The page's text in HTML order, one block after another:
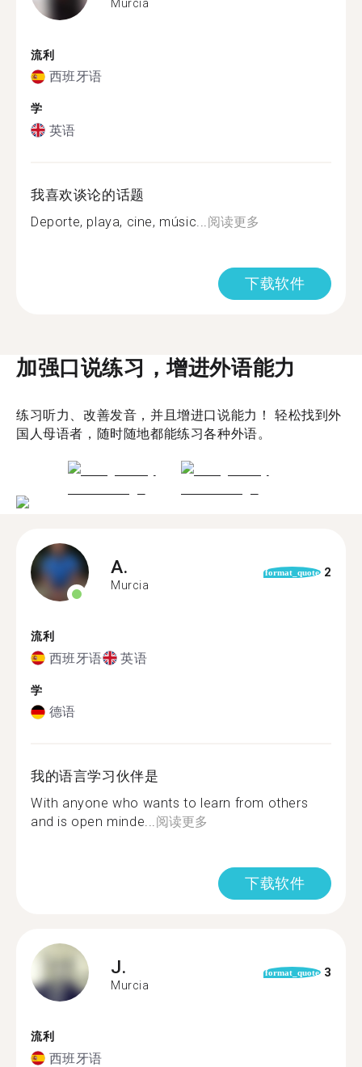
Murcia
流利
西班牙语
学
英语
我喜欢谈论的话题
Deporte, playa, cine, músic... 阅读更多
下载软件
加强口说练习，增进外语能力
练习听力、改善发音，并且增进口说能力！ 轻松找到外
国人母语者，随时随地都能练习各种外语。
A.
Murcia
format_quote 2
流利
西班牙语 英语
学
德语
我的语言学习伙伴是
With anyone who wants to learn from others
and is open minde...阅读更多
下载软件
J.
Murcia
format_quote 3
流利
西班牙语